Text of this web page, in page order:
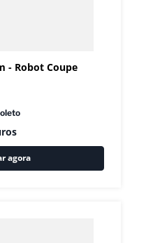
- Robot Coupe
agora